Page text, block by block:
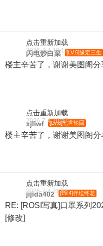
点击重新加载
闪电炒白菜 [LV.5]缘定三生
2026-7-4 18:17
楼主辛苦了，谢谢美图阁分
点击重新加载
xjliwf [LV.6]七世轮回
2026-7-4 19:47
楼主辛苦了，谢谢美图阁分
点击重新加载
jijida402 [LV.4]伴坛终老
2026-7-4 21:56
RE: [ROSI写真]口罩系列
[修改]